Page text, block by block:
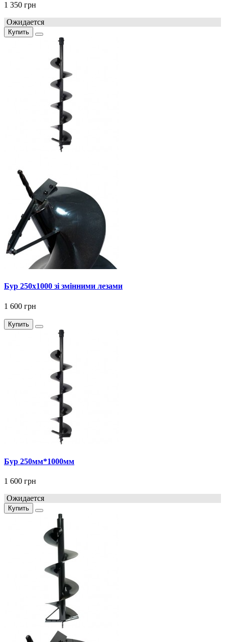
1 350 грн
Ожидается
Купить
Бур 250x1000 зі змінними лезами
1 600 грн
Купить
Бур 250мм*1000мм
1 600 грн
Ожидается
Купить